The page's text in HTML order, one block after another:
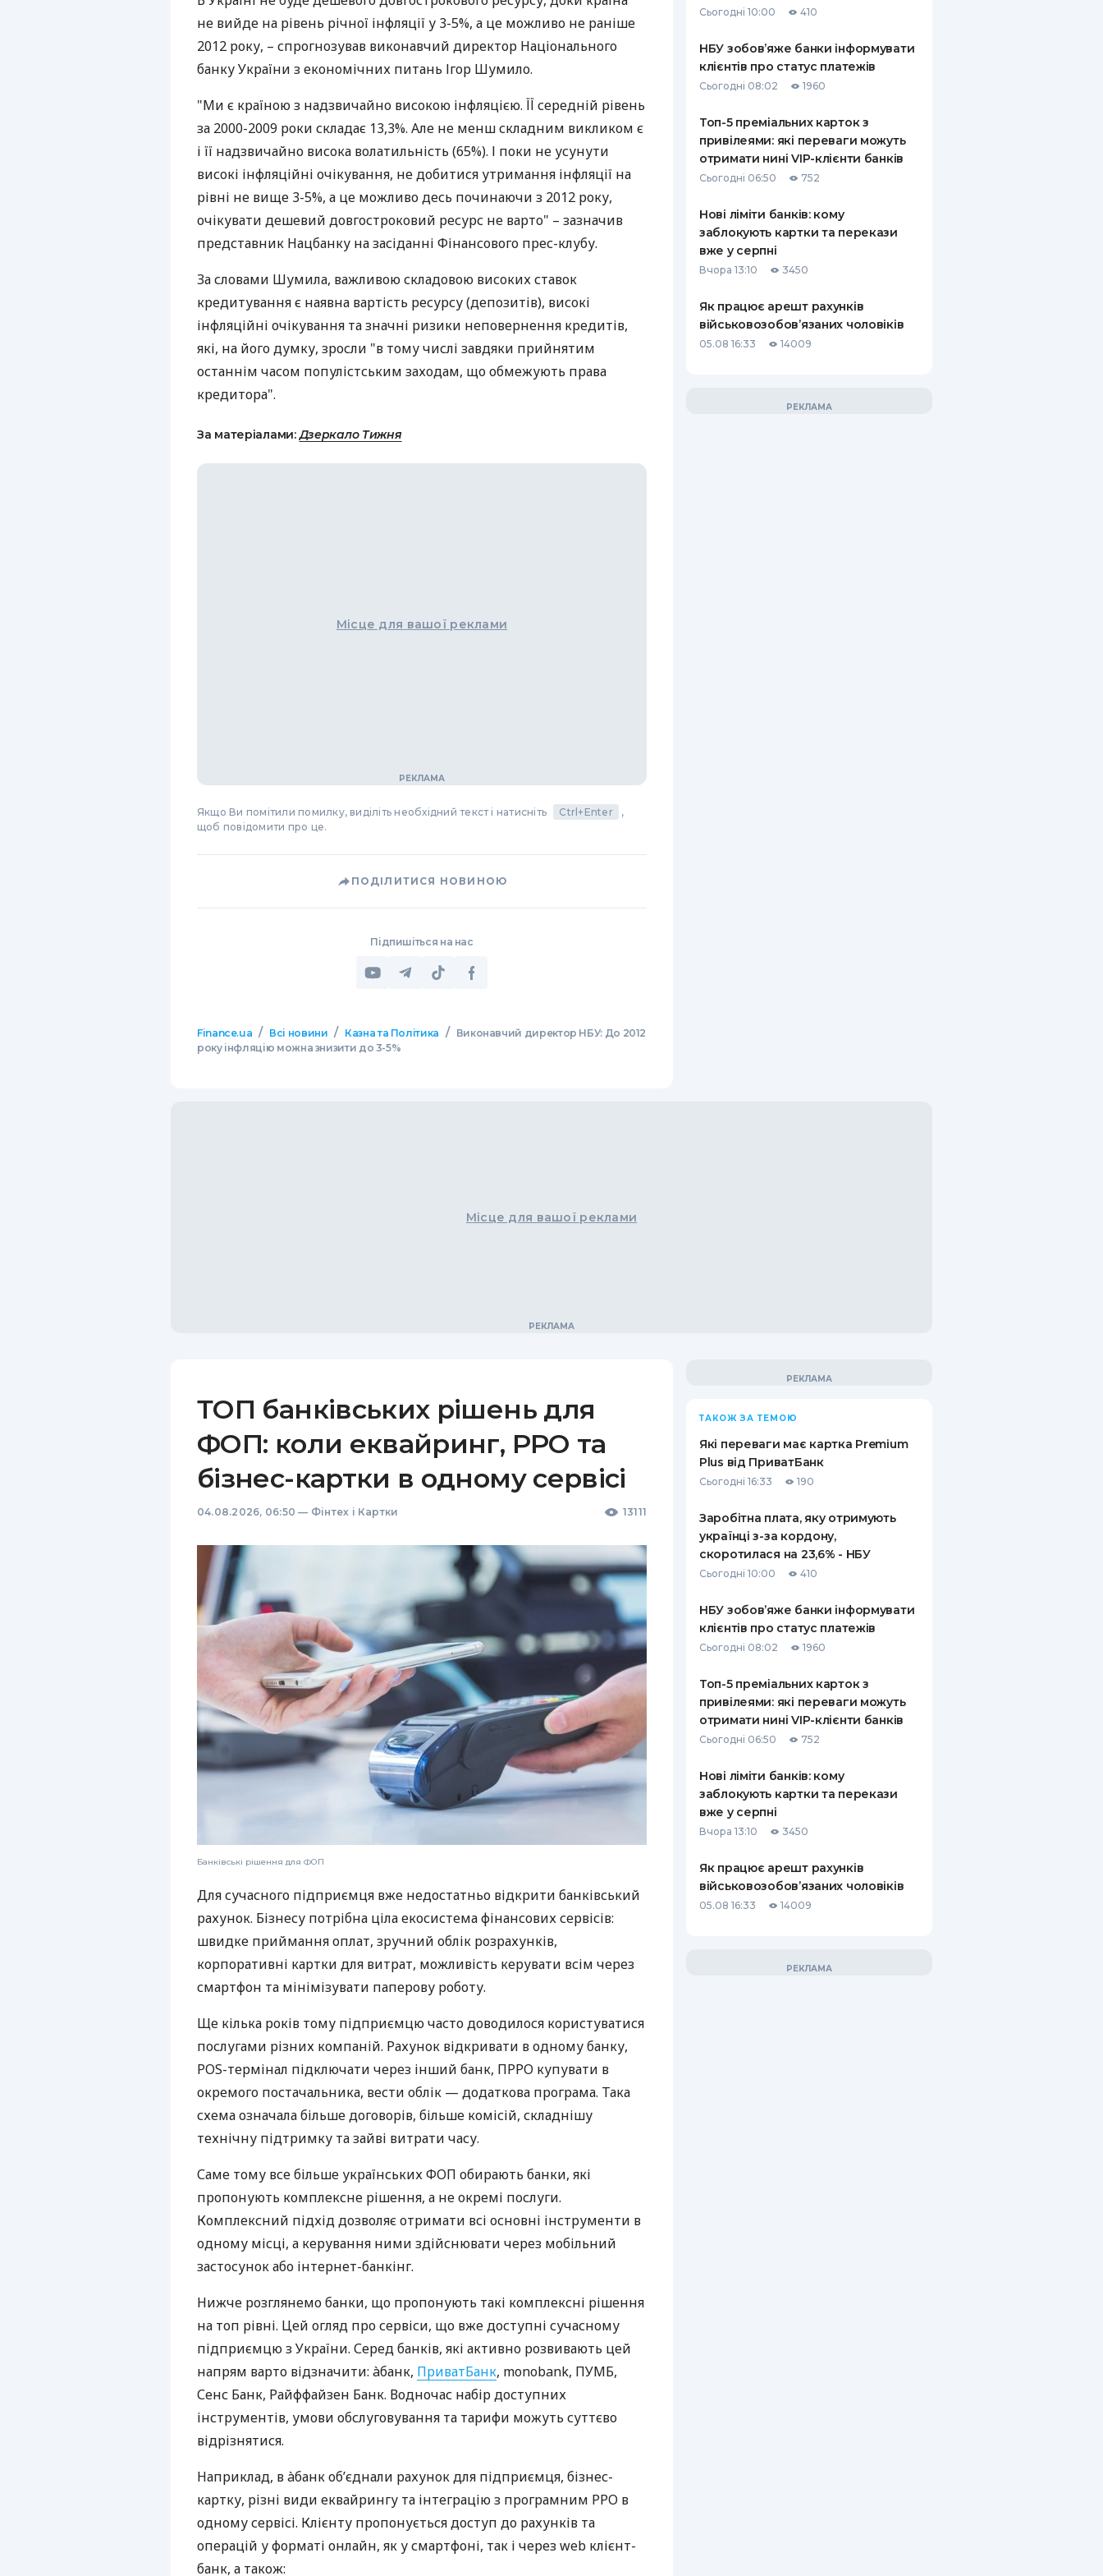
РЕЙТИНГ ДЕБЕТОВИХ
КАРТОК
ПУТІВНИКИ ПО
СТРАХУВАННЮ
ВСІ СТРАХОВІ ПОЛІСИ
ВІДГУКИ ПРО СТРАХОВІ
КОМПАНІЇ
КОНТАКТИ
не вийде на рівень річної інфляції у 3-5%, а це можливо не раніше
2012 року, – спрогнозував виконавчий директор Національного
банку України з економічних питань Ігор Шумило.
"Ми є країною з надзвичайно високою інфляцією. ЇЇ середній рівень
за 2000-2009 роки складає 13,3%. Але не менш складним викликом є
і її надзвичайно висока волатильність (65%). І поки не усунути
високі інфляційні очікування, не добитися утримання інфляції на
рівні не вище 3-5%, а це можливо десь починаючи з 2012 року,
очікувати дешевий довгостроковий ресурс не варто" – зазначив
представник Нацбанку на засіданні Фінансового прес-клубу.
За словами Шумила, важливою складовою високих ставок
кредитування є наявна вартість ресурсу (депозитів), високі
інфляційні очікування та значні ризики неповернення кредитів,
які, на його думку, зросли "в тому числі завдяки прийнятим
останнім часом популістським заходам, що обмежують права
кредитора".
За матеріалами:Дзеркало Тижня
Місце для вашої реклами
Якщо Ви помітили помилку, виділіть необхідний текст і натисніть Ctrl+Enter
,
щоб повідомити про це.
ПОДІЛИТИСЯ НОВИНОЮ
Підпишіться на нас
Finance.ua / Всі новини / Казна та Політика /
Виконавчий директор НБУ: До 2012
року інфляцію можна знизити до 3-5%
Сьогодні 10:00 410
НБУ зобов’яже банки інформувати
клієнтів про статус платежів
Сьогодні 08:02 1960
Топ-5 преміальних карток з
привілеями: які переваги можуть
отримати нині VIP-клієнти банків
Сьогодні 06:50 752
Нові ліміти банків: кому
заблокують картки та перекази
вже у серпні
Вчора 13:10 3450
Як працює арешт рахунків
військовозобов’язаних чоловіків
05.08 16:33 14009
Місце для вашої реклами
ТОП банківських рішень для
ФОП: коли еквайринг, РРО та
бізнес-картки в одному сервісі
04.08.2026, 06:50 — Фінтех і Картки 13111
Банківські рішення для ФОП
Для сучасного підприємця вже недостатньо відкрити банківський
рахунок. Бізнесу потрібна ціла екосистема фінансових сервісів:
швидке приймання оплат, зручний облік розрахунків,
корпоративні картки для витрат, можливість керувати всім через
смартфон та мінімізувати паперову роботу.
Ще кілька років тому підприємцю часто доводилося користуватися
послугами різних компаній. Рахунок відкривати в одному банку,
POS-термінал підключати через інший банк, ПРРО купувати в
окремого постачальника, вести облік — додаткова програма. Така
схема означала більше договорів, більше комісій, складнішу
технічну підтримку та зайві витрати часу.
Саме тому все більше українських ФОП обирають банки, які
пропонують комплексне рішення, а не окремі послуги.
Комплексний підхід дозволяє отримати всі основні інструменти в
одному місці, а керування ними здійснювати через мобільний
застосунок або інтернет-банкінг.
Нижче розглянемо банки, що пропонують такі комплексні рішення
на топ рівні. Цей огляд про сервіси, що вже доступні сучасному
підприємцю з України. Серед банків, які активно розвивають цей
напрям варто відзначити: àбанк, ПриватБанк, monobank, ПУМБ,
Сенс Банк, Райффайзен Банк. Водночас набір доступних
інструментів, умови обслуговування та тарифи можуть суттєво
відрізнятися.
Наприклад, в àбанк об’єднали рахунок для підприємця, бізнес-
картку, різні види еквайрингу та інтеграцію з програмним РРО в
одному сервісі. Клієнту пропонується доступ до рахунків та
операцій у форматі онлайн, як у смартфоні, так і через web клієнт-
банк, а також:
ТАКОЖ ЗА ТЕМОЮ
Які переваги має картка Premium
Plus від ПриватБанк
Сьогодні 16:33 190
Заробітна плата, яку отримують
українці з-за кордону,
скоротилася на 23,6% - НБУ
Сьогодні 10:00 410
НБУ зобов’яже банки інформувати
клієнтів про статус платежів
Сьогодні 08:02 1960
Топ-5 преміальних карток з
привілеями: які переваги можуть
отримати нині VIP-клієнти банків
Сьогодні 06:50 752
Нові ліміти банків: кому
заблокують картки та перекази
вже у серпні
Вчора 13:10 3450
Як працює арешт рахунків
військовозобов’язаних чоловіків
05.08 16:33 14009